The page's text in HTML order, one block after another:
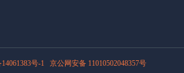
号-1 京公网安备 11010502048357号